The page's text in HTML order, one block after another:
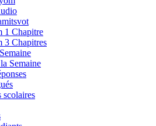
1 Chapitre
3 Chapitres
Semaine
scolaires